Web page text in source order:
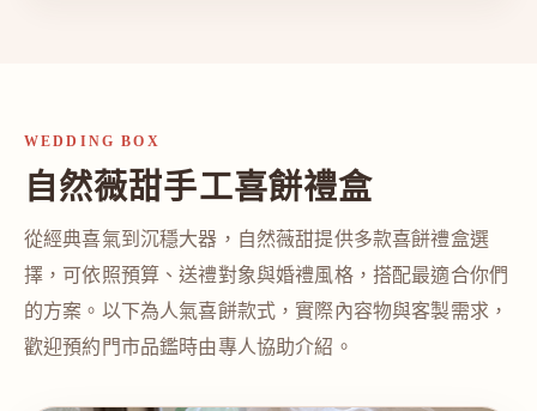
WEDDING BOX
自然薇甜手工喜餅禮盒
從經典喜氣到沉穩大器，自然薇甜提供多款喜餅禮盒選
擇，可依照預算、送禮對象與婚禮風格，搭配最適合你們
的方案。以下為人氣喜餅款式，實際內容物與客製需求，
歡迎預約門市品鑑時由專人協助介紹。